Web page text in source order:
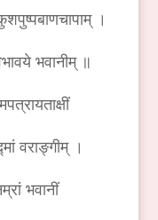
।
भवानीम् ॥
वराङ्गीम् ।
भवानीं